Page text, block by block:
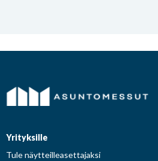
Yrityksille
Tule näytteilleasettajaksi